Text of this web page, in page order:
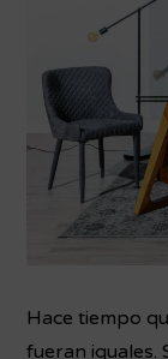
Hace tiempo
fueran iguales.